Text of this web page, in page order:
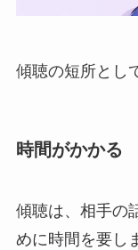
傾聴の短所とし
時間がかかる
傾聴は、相手の
めに時間を要し